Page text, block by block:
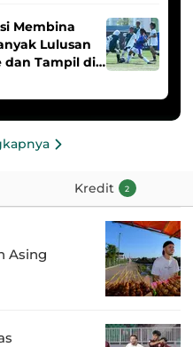
Membina
Lulusan
dan Tampil di
Kredit 2
Asing